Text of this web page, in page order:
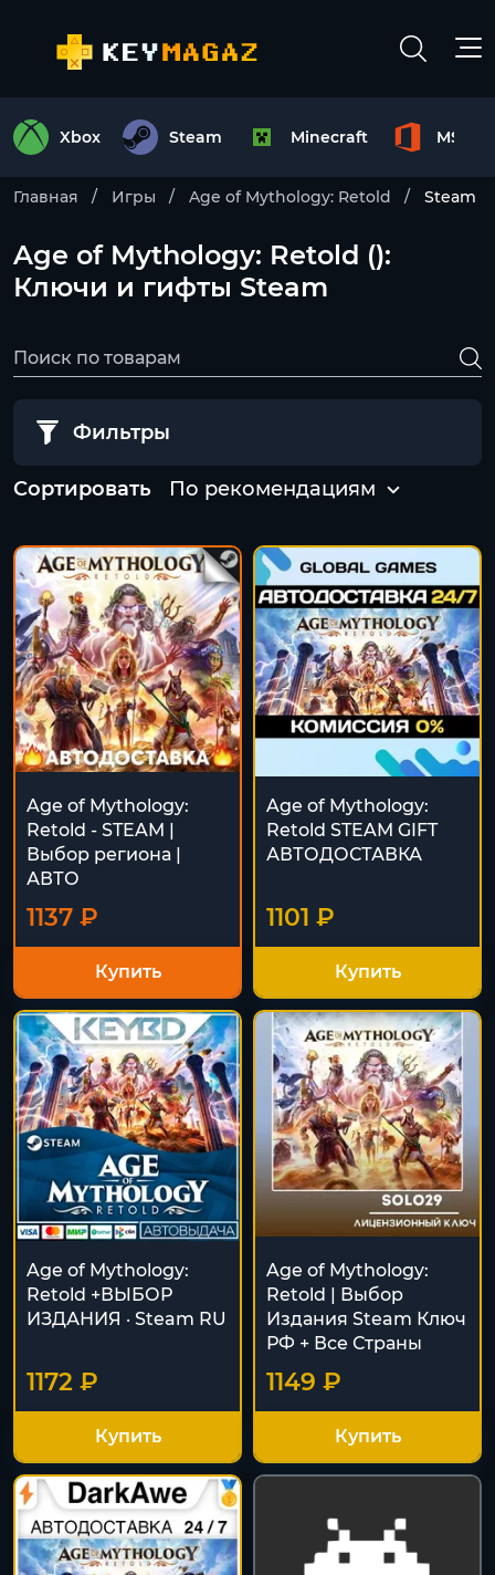
Xbox Steam Minecraft MS
Главная Игры Age of Mythology: Retold Steam
Age of Mythology: Retold ():
Ключи и гифты Steam
Фильтры
Сортировать По рекомендациям
Age of Mythology:
Retold - STEAM |
Выбор региона |
АВТО
1137 ₽
Купить
Age of Mythology:
Retold STEAM GIFT
АВТОДОСТАВКА
1101 ₽
Купить
Age of Mythology:
Retold +ВЫБОР
ИЗДАНИЯ · Steam RU
1172 ₽
Купить
Age of Mythology:
Retold | Выбор
Издания Steam Ключ
РФ + Все Страны
1149 ₽
Купить